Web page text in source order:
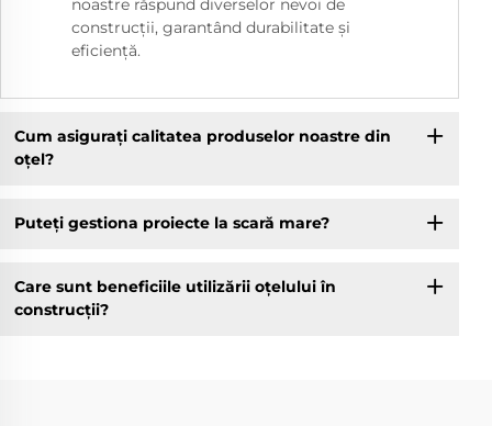
construcții, garantând durabilitate și
eficiență.
Cum asigurați calitatea produselor noastre din
oțel?
Puteți gestiona proiecte la scară mare?
Care sunt beneficiile utilizării oțelului în
construcții?